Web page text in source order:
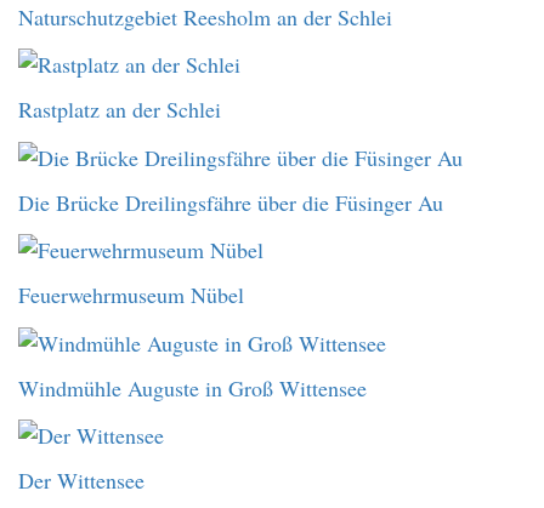
Naturschutzgebiet Reesholm an der Schlei
Rastplatz an der Schlei
Die Brücke Dreilingsfähre über die Füsinger Au
Feuerwehrmuseum Nübel
Windmühle Auguste in Groß Wittensee
Der Wittensee